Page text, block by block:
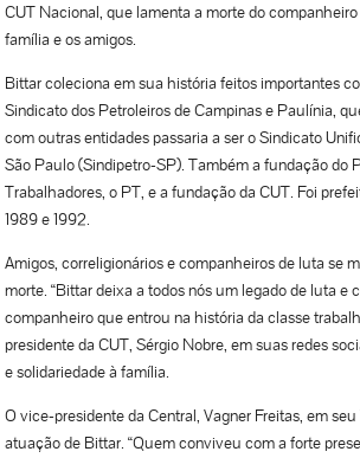
CUT Nacional, que lamenta a morte do
família e os amigos.
Bittar coleciona em sua história feitos importantes
Sindicato dos Petroleiros de Campinas e Paulínia,
com outras entidades passaria a ser o Sindicato
São Paulo (Sindipetro-SP). Também a fundação do
Trabalhadores, o PT, e a fundação da CUT. Foi
1989 e 1992.
Amigos, correligionários e companheiros de luta se
morte. “Bittar deixa a todos nós um legado de luta e
companheiro que entrou na história da classe
presidente da CUT, Sérgio Nobre, em suas redes
e solidariedade à família.
O vice-presidente da Central, Vagner Freitas, em
atuação de Bittar. “Quem conviveu com a forte